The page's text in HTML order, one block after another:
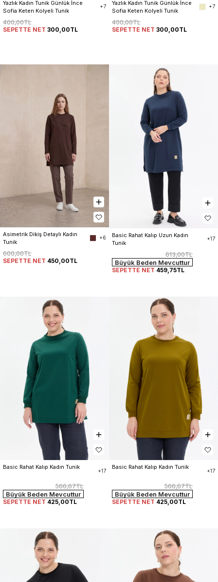
Yazlık Kadın Tunik Günlük İnce
Sofia Keten Kolyeli Tunik
+7
400,00TL
SEPETTE NET 300,00TL
Yazlık Kadın Tunik Günlük İnce
Sofia Keten Kolyeli Tunik
+7
400,00TL
SEPETTE NET 300,00TL
Asimetrik Dikiş Detaylı Kadın
Tunik
+6
600,00TL
SEPETTE NET 450,00TL
Basic Rahat Kalıp Uzun Kadın
Tunik
+17
613,00TL
Büyük Beden Mevcuttur
SEPETTE NET 459,75TL
Basic Rahat Kalıp Kadın Tunik
+17
566,67TL
Büyük Beden Mevcuttur
SEPETTE NET 425,00TL
Basic Rahat Kalıp Kadın Tunik
+17
566,67TL
Büyük Beden Mevcuttur
SEPETTE NET 425,00TL